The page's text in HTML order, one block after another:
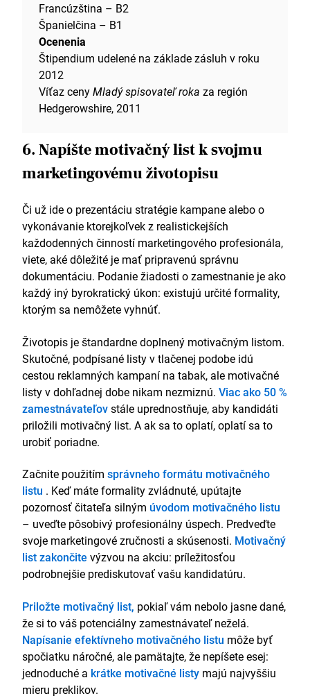
Francúzština – B2
Španielčina – B1
Ocenenia
Štipendium udelené na základe zásluh v roku
2012
Víťaz cenyMladý spisovateľ roka za región
Hedgerowshire, 2011
6. Napíšte motivačný list k svojmu
marketingovému životopisu
Či už ide o prezentáciu stratégie kampane alebo o
vykonávanie ktorejkoľvek z realistickejších
každodenných činností marketingového profesionála,
viete, aké dôležité je mať pripravenú správnu
dokumentáciu. Podanie žiadosti o zamestnanie je ako
každý iný byrokratický úkon: existujú určité formality,
ktorým sa nemôžete vyhnúť.
Životopis je štandardne doplnený motivačným listom.
Skutočné, podpísané listy v tlačenej podobe idú
cestou reklamných kampaní na tabak, ale motivačné
listy v dohľadnej dobe nikam nezmiznú. Viac ako 50 %
zamestnávateľovstále uprednostňuje, aby kandidáti
priložili motivačný list. A ak sa to oplatí, oplatí sa to
urobiť poriadne.
Začnite použitím správneho formátu motivačného
listu . Keď máte formality zvládnuté, upútajte
pozornosť čitateľa silným úvodom motivačného listu
– uveďte pôsobivý profesionálny úspech. Predveďte
svoje marketingové zručnosti a skúsenosti. Motivačný
list zakončite výzvou na akciu: príležitosťou
podrobnejšie prediskutovať vašu kandidatúru.
Priložte motivačný list, pokiaľ vám nebolo jasne dané,
že si to váš potenciálny zamestnávateľ neželá.
Napísanie efektívneho motivačného listu môže byť
spočiatku náročné, ale pamätajte, že nepíšete esej:
jednoduché a krátke motivačné listy majú najvyššiu
mieru preklikov.